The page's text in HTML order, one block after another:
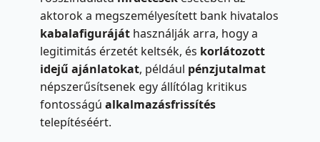
aktorok a megszemélyesített bank hivatalos
kabalafiguráját használják arra, hogy a
legitimitás érzetét keltsék, és korlátozott
idejű ajánlatokat, például pénzjutalmat
népszerűsítsenek egy állítólag kritikus
fontosságú alkalmazásfrissítés
telepítéséért.